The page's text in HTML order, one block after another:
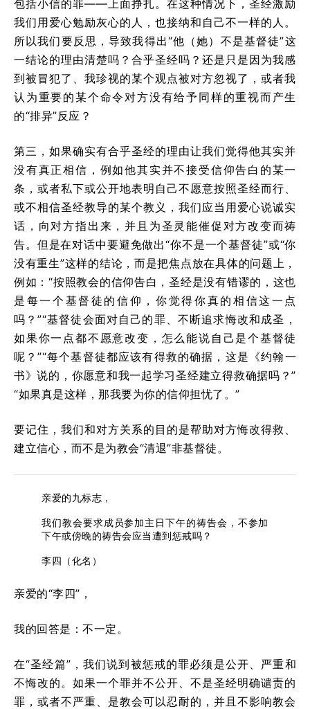
包括小信的罪——上面挣扎。在这种情况下，圣经激励
我们用爱心勉励灰心的人，也接纳和自己不一样的人。
所以我们要反思，导致我得出“他（她）不是基督徒”这
一结论的理由清楚吗？合乎圣经吗？还是只是因为我感
到被冒犯了、我珍视的某个观点被对方忽视了，或者我
认为重要的某个命令对方没有给予同样的重视而产生
的“排异”反应？
第三，如果确实有合乎圣经的理由让我们觉得他其实并
没有真正相信，例如他其实并不接受信仰告白的某一
条，或者私下或公开地表明自己不愿意按照圣经而行、
或不相信圣经教导的某个教义，我们应当用爱心说诚实
话，向对方指出来，并且为圣灵能催促对方改变而祷
告。但是在对话中要避免做出“你不是一个基督徒”或“你
没有重生”这样的结论，而是把焦点放在具体的问题上，
例如：“按照教会的信仰告白，圣经是没有错谬的，这也
是每一个基督徒的信仰，你觉得你真的相信这一点
吗？”“基督徒会面对自己的罪、不断追求悔改和成圣，
如果你一点都不愿意改变，怎么能说自己是个基督徒
呢？”“每个基督徒都应该有得救的确据，这是《约翰一
书》说的，你愿意和我一起学习圣经建立得救确据吗？”
“如果真是这样，那我要为你的信仰担忧了。”
要记住，我们和对方关系的目的是帮助对方悔改得救、
建立信心，而不是为教会“清退”非基督徒。
亲爱的九标志，
我们教会要求成员参加主日下午的祷告会，不参加
下午或傍晚的祷告会应当遭到惩戒吗？
李四（化名）
亲爱的“李四”，
我的回答是：不一定。
在“圣经篇”，我们说到被惩戒的罪必须是公开、严重和
不悔改的。如果一个罪并不公开、不是圣经明确谴责的
罪，或者不严重、是教会可以忍耐的，并且不影响教会